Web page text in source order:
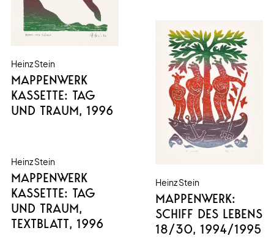
Heinz Stein
MAPPENWERK
KASSETTE: TAG
UND TRAUM, 1996
Heinz Stein
MAPPENWERK
KASSETTE: TAG
UND TRAUM,
TEXTBLATT, 1996
Heinz Stein
MAPPENWERK:
SCHIFF DES LEBENS
18/30, 1994/1995